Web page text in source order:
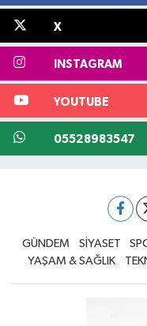
X
INSTAGRAM
YOUTUBE
05528983547
GÜNDEM SİYASET
YAŞAM & SAĞLIK